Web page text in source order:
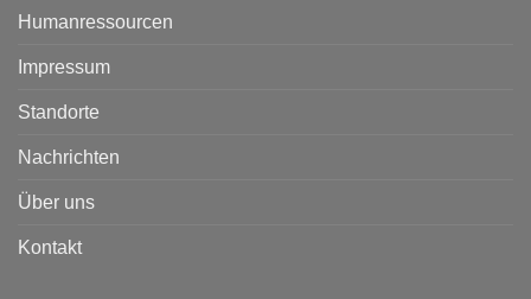
Humanressourcen
Impressum
Standorte
Nachrichten
Über uns
Kontakt